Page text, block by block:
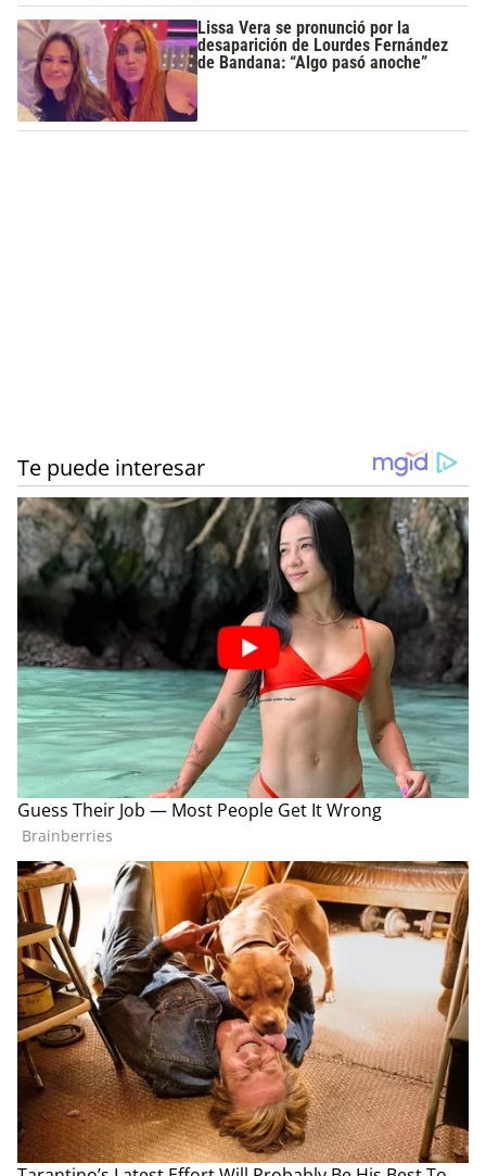
Lissa Vera se pronunció por la
desaparición de Lourdes Fernández
de Bandana: “Algo pasó anoche”